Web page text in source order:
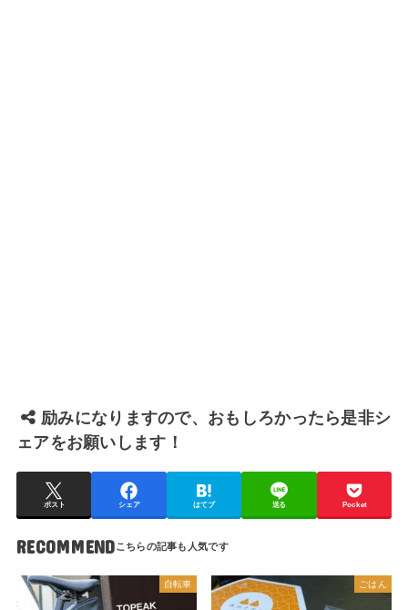
励みになりますので、おもしろかったら是非シ
ェアをお願いします！
ポスト シェア はてブ 送る Pocket
RECOMMEND
自転車 ごはん